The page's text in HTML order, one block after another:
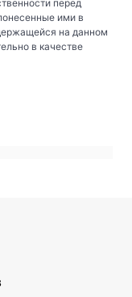
перед
ими в
на данном
в качестве